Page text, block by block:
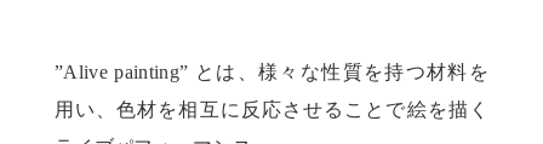
”Alive painting” とは、様々な性質を持つ材料を
用い、色材を相互に反応させることで絵を描く